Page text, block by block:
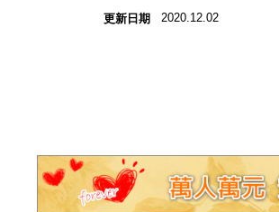
更新日期 2020.12.02